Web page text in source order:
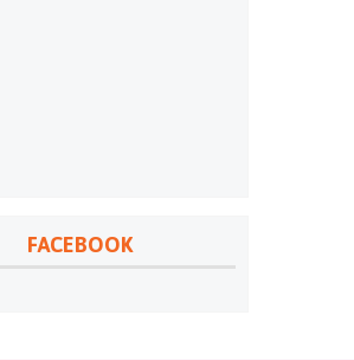
FACEBOOK